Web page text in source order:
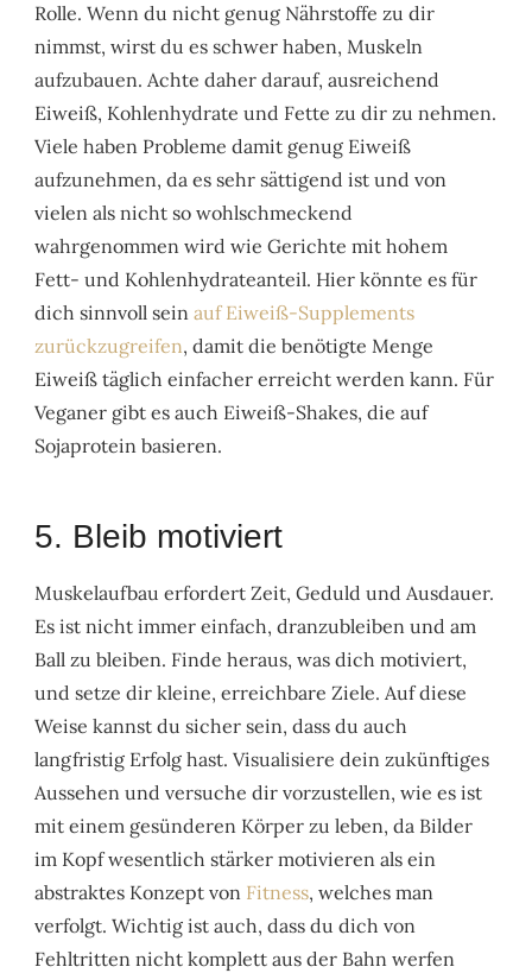
Rolle. Wenn du nicht genug Nährstoffe zu dir
nimmst, wirst du es schwer haben, Muskeln
aufzubauen. Achte daher darauf, ausreichend
Eiweiß, Kohlenhydrate und Fette zu dir zu nehmen.
Viele haben Probleme damit genug Eiweiß
aufzunehmen, da es sehr sättigend ist und von
vielen als nicht so wohlschmeckend
wahrgenommen wird wie Gerichte mit hohem
Fett- und Kohlenhydrateanteil. Hier könnte es für
dich sinnvoll seinauf Eiweiß-Supplements
zurückzugreifen, damit die benötigte Menge
Eiweiß täglich einfacher erreicht werden kann. Für
Veganer gibt es auch Eiweiß-Shakes, die auf
Sojaprotein basieren.
5. Bleib motiviert
Muskelaufbau erfordert Zeit, Geduld und Ausdauer.
Es ist nicht immer einfach, dranzubleiben und am
Ball zu bleiben. Finde heraus, was dich motiviert,
und setze dir kleine, erreichbare Ziele. Auf diese
Weise kannst du sicher sein, dass du auch
langfristig Erfolg hast. Visualisiere dein zukünftiges
Aussehen und versuche dir vorzustellen, wie es ist
mit einem gesünderen Körper zu leben, da Bilder
im Kopf wesentlich stärker motivieren als ein
abstraktes Konzept von Fitness, welches man
verfolgt. Wichtig ist auch, dass du dich von
Fehltritten nicht komplett aus der Bahn werfen